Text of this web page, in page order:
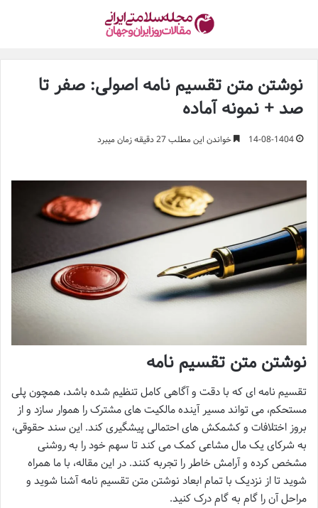
نوشتن متن تقسیم نامه اصولی: صفر تا
صد + نمونه آماده
14-08-1404 خواندن این مطلب 27 دقیقه زمان میبرد
نوشتن متن تقسیم نامه
تقسیم نامه ای که با دقت و آگاهی کامل تنظیم شده باشد، همچون پلی
مستحکم، می تواند مسیر آینده مالکیت های مشترک را هموار سازد و از
بروز اختلافات و کشمکش های احتمالی پیشگیری کند. این سند حقوقی،
به شرکای یک مال مشاعی کمک می کند تا سهم خود را به روشنی
مشخص کرده و آرامش خاطر را تجربه کنند. در این مقاله، با ما همراه
شوید تا از نزدیک با تمام ابعاد نوشتن متن تقسیم نامه آشنا شوید و
مراحل آن را گام به گام درک کنید.